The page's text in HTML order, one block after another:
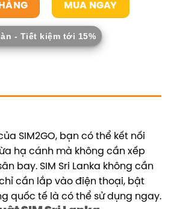
MUA NGAY
- Tiết kiệm tới 15%
SIM2GO, bạn có thể kết nối
hạ cánh mà không cần xếp
bay. SIM Sri Lanka không cần
cần lắp vào điện thoại, bật
quốc tế là có thể sử dụng ngay.